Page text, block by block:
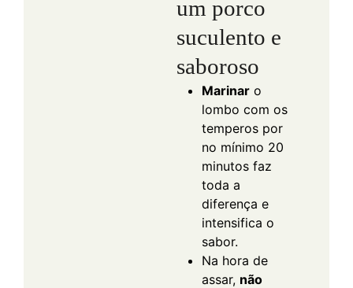
um porco
suculento e
saboroso
Marinar o
lombo com os
temperos por
no mínimo 20
minutos faz
toda a
diferença e
intensifica o
sabor.
Na hora de
assar, não